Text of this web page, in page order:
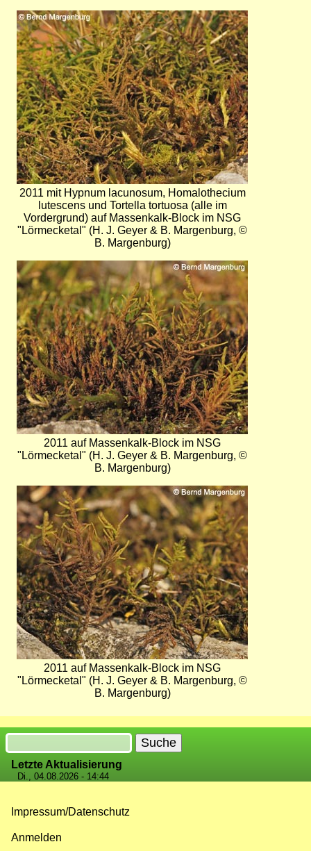
Bild
2011 mit Hypnum lacunosum, Homalothecium
lutescens und Tortella tortuosa (alle im
Vordergrund) auf Massenkalk-Block im NSG
"Lörmecketal" (H. J. Geyer & B. Margenburg, ©
B. Margenburg)
Bild
2011 auf Massenkalk-Block im NSG
"Lörmecketal" (H. J. Geyer & B. Margenburg, ©
B. Margenburg)
Bild
2011 auf Massenkalk-Block im NSG
"Lörmecketal" (H. J. Geyer & B. Margenburg, ©
B. Margenburg)
Suche
Letzte Aktualisierung
Di., 04.08.2026 - 14:44
Impressum/Datenschutz
Anmelden